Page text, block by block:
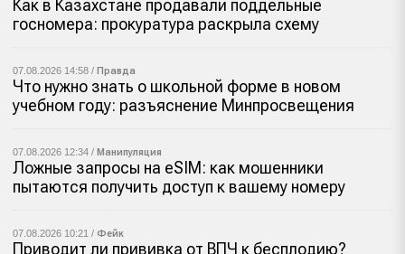
Как в Казахстане продавали поддельные
госномера: прокуратура раскрыла схему
07.08.2026 14:58 / Правда
Что нужно знать о школьной форме в новом
учебном году: разъяснение Минпросвещения
07.08.2026 12:34 / Манипуляция
Ложные запросы на eSIM: как мошенники
пытаются получить доступ к вашему номеру
07.08.2026 10:21 / Фейк
Приводит ли прививка от ВПЧ к бесплодию?